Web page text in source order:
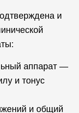
и
аппарат —
и тонус
и общий